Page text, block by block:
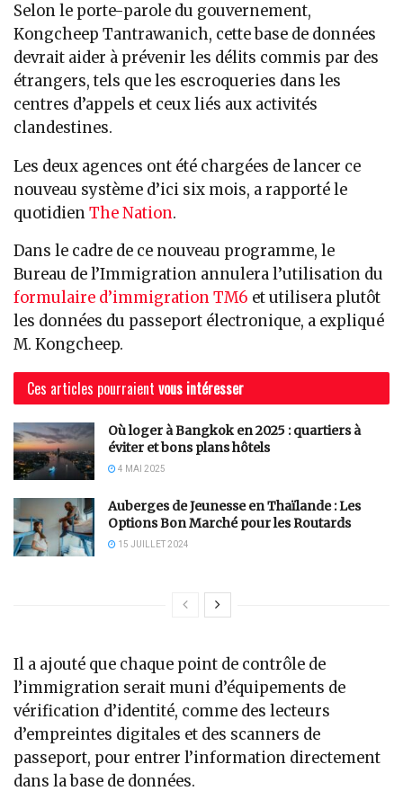
Selon le porte-parole du gouvernement,
Kongcheep Tantrawanich, cette base de données
devrait aider à prévenir les délits commis par des
étrangers, tels que les escroqueries dans les
centres d’appels et ceux liés aux activités
clandestines.
Les deux agences ont été chargées de lancer ce
nouveau système d’ici six mois, a rapporté le
quotidienThe Nation.
Dans le cadre de ce nouveau programme, le
Bureau de l’Immigration annulera l’utilisation du
formulaire d’immigration TM6 et utilisera plutôt
les données du passeport électronique, a expliqué
M. Kongcheep.
Ces articles pourraient vous intéresser
Où loger à Bangkok en 2025 : quartiers à
éviter et bons plans hôtels
4 MAI 2025
Auberges de Jeunesse en Thaïlande : Les
Options Bon Marché pour les Routards
15 JUILLET 2024
Il a ajouté que chaque point de contrôle de
l’immigration serait muni d’équipements de
vérification d’identité, comme des lecteurs
d’empreintes digitales et des scanners de
passeport, pour entrer l’information directement
dans la base de données.